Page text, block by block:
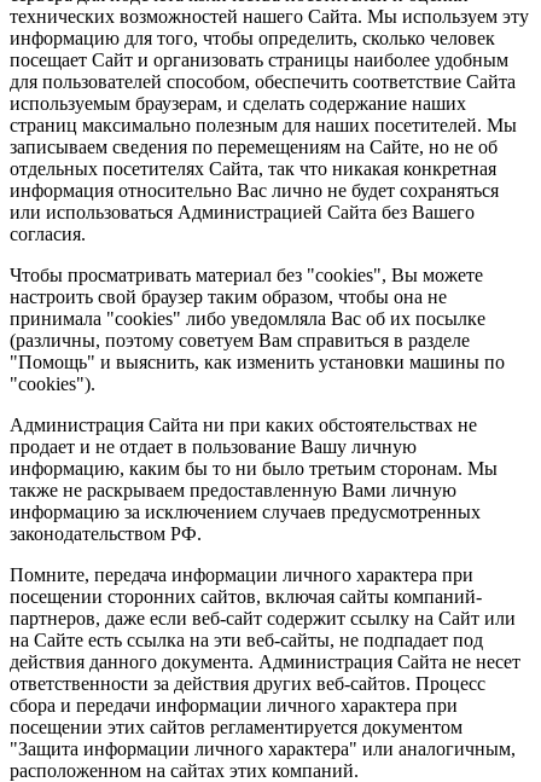
технических возможностей нашего Сайта. Мы используем эту
информацию для того, чтобы определить, сколько человек
посещает Сайт и организовать страницы наиболее удобным
для пользователей способом, обеспечить соответствие Сайта
используемым браузерам, и сделать содержание наших
страниц максимально полезным для наших посетителей. Мы
записываем сведения по перемещениям на Сайте, но не об
отдельных посетителях Сайта, так что никакая конкретная
информация относительно Вас лично не будет сохраняться
или использоваться Администрацией Сайта без Вашего
согласия.
Чтобы просматривать материал без "cookies", Вы можете
настроить свой браузер таким образом, чтобы она не
принимала "cookies" либо уведомляла Вас об их посылке
(различны, поэтому советуем Вам справиться в разделе
"Помощь" и выяснить, как изменить установки машины по
"cookies").
Администрация Сайта ни при каких обстоятельствах не
продает и не отдает в пользование Вашу личную
информацию, каким бы то ни было третьим сторонам. Мы
также не раскрываем предоставленную Вами личную
информацию за исключением случаев предусмотренных
законодательством РФ.
Помните, передача информации личного характера при
посещении сторонних сайтов, включая сайты компаний-
партнеров, даже если веб-сайт содержит ссылку на Сайт или
на Сайте есть ссылка на эти веб-сайты, не подпадает под
действия данного документа. Администрация Сайта не несет
ответственности за действия других веб-сайтов. Процесс
сбора и передачи информации личного характера при
посещении этих сайтов регламентируется документом
"Защита информации личного характера" или аналогичным,
расположенном на сайтах этих компаний.